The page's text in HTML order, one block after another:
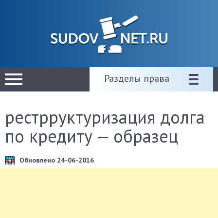
Разделы права
рестрруктуризация долга
по кредиту — образец
Обновлено 24-06-2016